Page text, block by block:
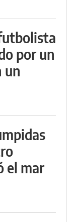
por un
un
el mar